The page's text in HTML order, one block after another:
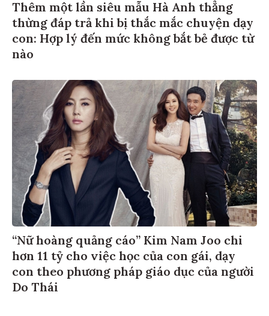
Thêm một lần siêu mẫu Hà Anh thẳng
thừng đáp trả khi bị thắc mắc chuyện dạy
con: Hợp lý đến mức không bắt bẻ được từ
nào
“Nữ hoàng quảng cáo” Kim Nam Joo chi
hơn 11 tỷ cho việc học của con gái, dạy
con theo phương pháp giáo dục của người
Do Thái